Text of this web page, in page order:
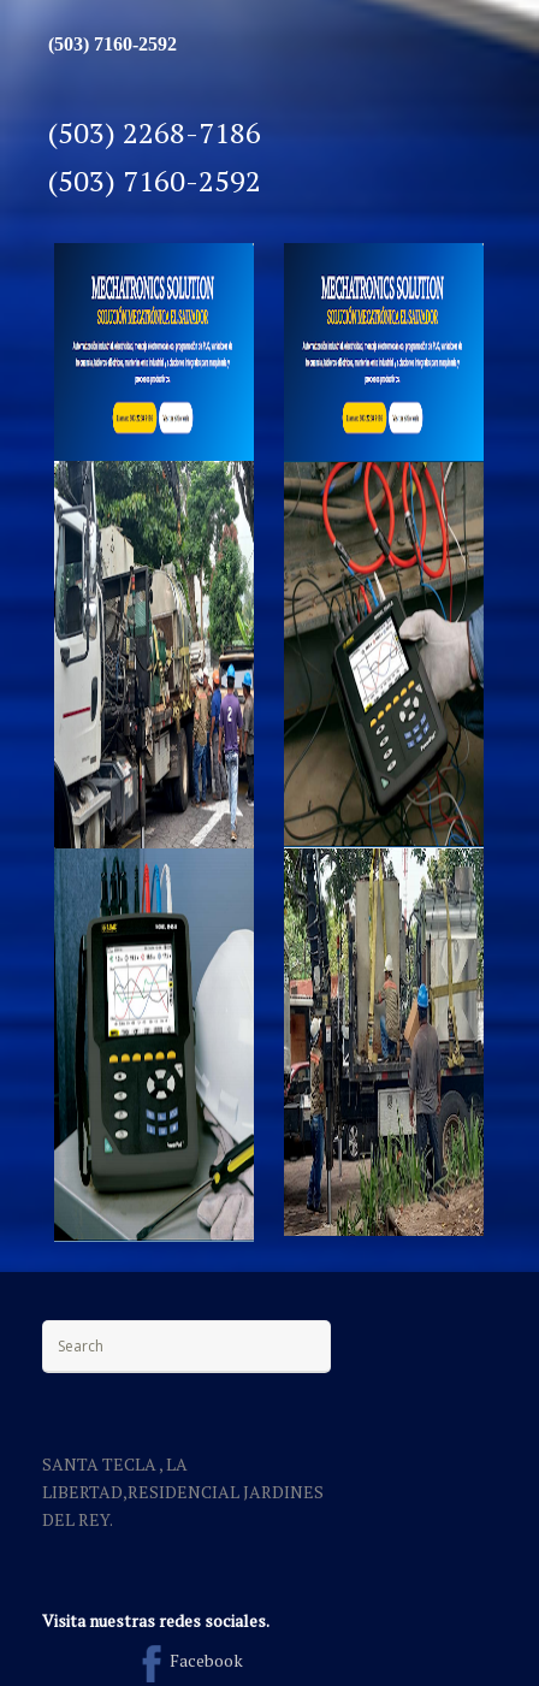
(503) 7160-2592
(503) 2268-7186
(503) 7160-2592
SANTA TECLA , LA
LIBERTAD,RESIDENCIAL JARDINES
DEL REY.
Visita nuestras redes sociales.
Facebook